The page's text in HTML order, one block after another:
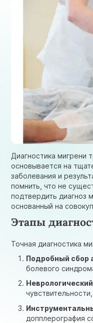
Диагностика мигрени
основывается на
заболевания и
помнить, что не
подтвердить диагноз
основанный на
Этапы
Точная диагностика
Подробный сбор
болевого
допплерография